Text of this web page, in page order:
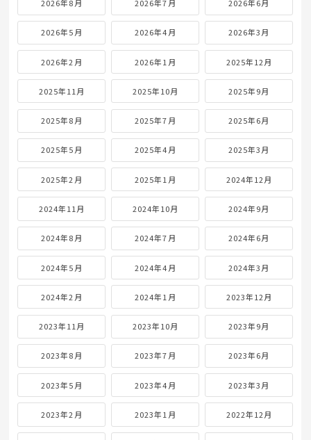
2026年8月 2026年7月 2026年6月
2026年5月 2026年4月 2026年3月
2026年2月 2026年1月 2025年12月
2025年11月 2025年10月 2025年9月
2025年8月 2025年7月 2025年6月
2025年5月 2025年4月 2025年3月
2025年2月 2025年1月 2024年12月
2024年11月 2024年10月 2024年9月
2024年8月 2024年7月 2024年6月
2024年5月 2024年4月 2024年3月
2024年2月 2024年1月 2023年12月
2023年11月 2023年10月 2023年9月
2023年8月 2023年7月 2023年6月
2023年5月 2023年4月 2023年3月
2023年2月 2023年1月 2022年12月